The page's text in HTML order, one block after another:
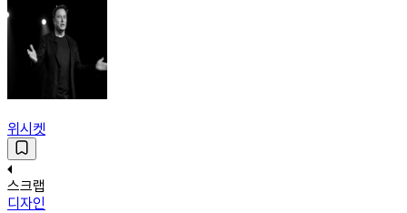
위시켓
스크랩
디자인